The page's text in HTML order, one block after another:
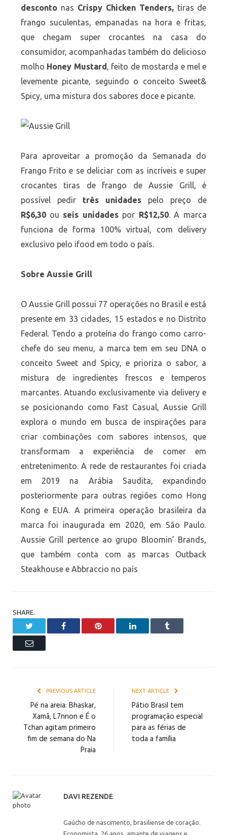
desconto nas Crispy Chicken Tenders, tiras de
frango suculentas, empanadas na hora e fritas,
que chegam super crocantes na casa do
consumidor, acompanhadas também do delicioso
molho Honey Mustard, feito de mostarda e mel e
levemente picante, seguindo o conceito Sweet&
Spicy, uma mistura dos sabores doce e picante.
Para aproveitar a promoção da Semanada do
Frango Frito e se deliciar com as incríveis e super
crocantes tiras de frango de Aussie Grill, é
possível pedirtrês unidadespelo preço de
R$6,30ou seis unidadespor R$12,50. A marca
funciona de forma 100% virtual, com delivery
exclusivo pelo ifood em todo o país.
Sobre Aussie Grill
O Aussie Grill possui 77 operações no Brasil e está
presente em 33 cidades, 15 estados e no Distrito
Federal. Tendo a proteína do frango como carro-
chefe do seu menu, a marca tem em seu DNA o
conceito Sweet and Spicy, e prioriza o sabor, a
mistura de ingredientes frescos e temperos
marcantes. Atuando exclusivamente via delivery e
se posicionando como Fast Casual, Aussie Grill
explora o mundo em busca de inspirações para
criar combinações com sabores intensos, que
transformam a experiência de comer em
entretenimento. A rede de restaurantes foi criada
em 2019 na Arábia Saudita, expandindo
posteriormente para outras regiões como Hong
Kong e EUA. A primeira operação brasileira da
marca foi inaugurada em 2020, em São Paulo.
Aussie Grill pertence ao grupo Bloomin’ Brands,
que também conta com as marcas Outback
Steakhouse e Abbraccio no país
SHARE.
Facebook Pinterest LinkedIn Tumblr
Email
PREVIOUS ARTICLE
Pé na areia: Bhaskar,
Xamã, L7nnon e É o
Tchan agitam primeiro
fim de semana do Na
Praia
NEXT ARTICLE
Pátio Brasil tem
programação especial
para as férias de
toda a família
DAVI REZENDE
Gaúcho de nascimento, brasiliense de coração.